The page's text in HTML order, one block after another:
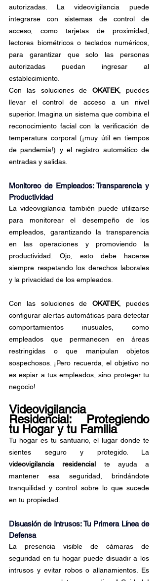
autorizadas. La videovigilancia puede
integrarse con sistemas de control de
acceso, como tarjetas de proximidad,
lectores biométricos o teclados numéricos,
para garantizar que solo las personas
autorizadas puedan ingresar al
establecimiento.
Con las soluciones de OKATEK, puedes
llevar el control de acceso a un nivel
superior. Imagina un sistema que combina el
reconocimiento facial con la verificación de
temperatura corporal (¡muy útil en tiempos
de pandemia!) y el registro automático de
entradas y salidas.
Monitoreo de Empleados: Transparencia y
Productividad
La videovigilancia también puede utilizarse
para monitorear el desempeño de los
empleados, garantizando la transparencia
en las operaciones y promoviendo la
productividad. Ojo, esto debe hacerse
siempre respetando los derechos laborales
y la privacidad de los empleados.
Con las soluciones de OKATEK, puedes
configurar alertas automáticas para detectar
comportamientos inusuales, como
empleados que permanecen en áreas
restringidas o que manipulan objetos
sospechosos. ¡Pero recuerda, el objetivo no
es espiar a tus empleados, sino proteger tu
negocio!
Videovigilancia
Residencial: Protegiendo
tu Hogar y tu Familia
Tu hogar es tu santuario, el lugar donde te
videovigilancia residencial te ayuda a
mantener esa seguridad, brindándote
tranquilidad y control sobre lo que sucede
en tu propiedad.
Disuasión de Intrusos: Tu Primera Línea de
Defensa
La presencia visible de cámaras de
seguridad en tu hogar puede disuadir a los
intrusos y evitar robos o allanamientos. Es